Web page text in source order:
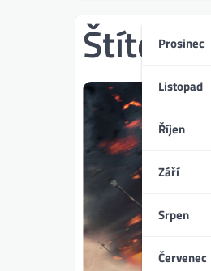
Prosinec
Listopad
Říjen
Září
Srpen
Červenec
Štítek: